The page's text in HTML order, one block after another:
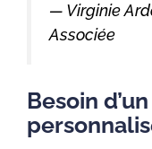
— Virginie
Associée
Besoin